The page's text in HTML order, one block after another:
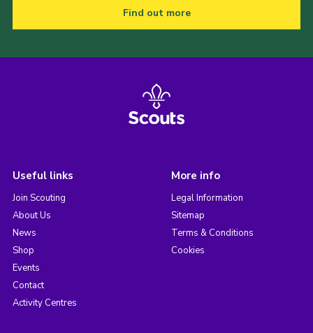
Find out more
Useful links
Join Scouting
About Us
News
Shop
Events
Contact
Activity Centres
More info
Legal Information
Sitemap
Terms & Conditions
Cookies